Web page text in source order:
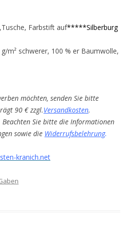
Farbstift auf*****Silberburg
m² schwerer, 100 % er Baumwolle,
möchten, senden Sie bitte
90 € zzgl.Versandkosten.
Beachten Sie bitte die Informationen
sowie die Widerrufsbelehrung.
kranich.net